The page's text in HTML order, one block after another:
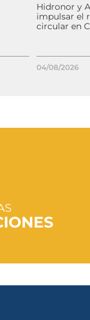
Hidronor y
impulsar el
circular en
04/08/2026